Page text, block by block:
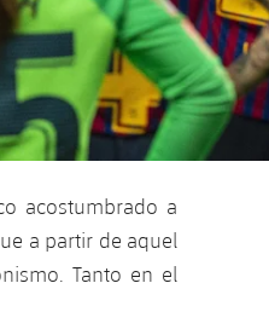
acostumbrado a
a partir de aquel
Tanto en el